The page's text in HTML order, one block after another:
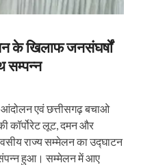
के खिलाफ जनसंघर्षों
सम्पन्न
आंदोलन एवं छत्तीसगढ़ बचाओ
लूट, दमन और
राज्य सम्मेलन का उद्घाटन
संपन्न हुआ। सम्मेलन में आए